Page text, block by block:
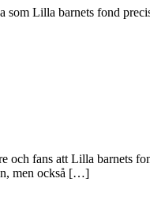
som Lilla barnets fond
och fans att Lilla barnets
men också […]